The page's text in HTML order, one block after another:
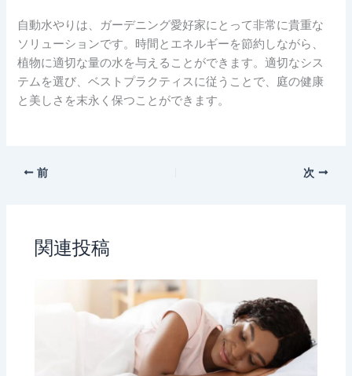
自動水やりは、ガーデニング愛好家にとって非常に貴重な
ソリューションです。時間とエネルギーを節約しながら、
植物に適切な量の水を与えることができます。適切なシス
テムを選び、ベストプラクティスに従うことで、庭の健康
と美しさを末永く保つことができます。
前 次
関連投稿